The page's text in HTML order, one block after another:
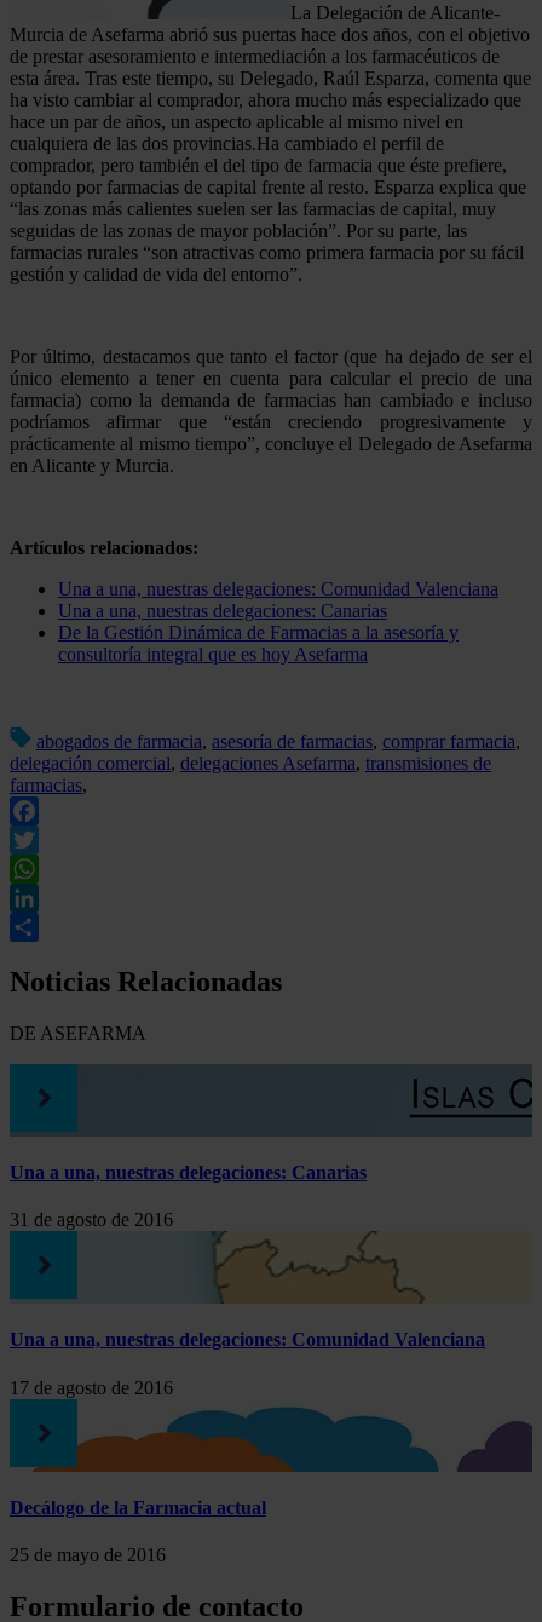
La Delegación de Alicante-
Murcia de Asefarma abrió sus puertas hace dos años, con el objetivo
de prestar asesoramiento e intermediación a los farmacéuticos de
esta área. Tras este tiempo, su Delegado, Raúl Esparza, comenta que
ha visto cambiar al comprador, ahora mucho más especializado que
hace un par de años, un aspecto aplicable al mismo nivel en
cualquiera de las dos provincias.Ha cambiado el perfil de
comprador, pero también el del tipo de farmacia que éste prefiere,
optando por farmacias de capital frente al resto. Esparza explica que
“las zonas más calientes suelen ser las farmacias de capital, muy
seguidas de las zonas de mayor población”. Por su parte, las
farmacias rurales “son atractivas como primera farmacia por su fácil
gestión y calidad de vida del entorno”.
Por último, destacamos que tanto el factor (que ha dejado de ser el
único elemento a tener en cuenta para calcular el precio de una
farmacia) como la demanda de farmacias han cambiado e incluso
podríamos afirmar que “están creciendo progresivamente y
prácticamente al mismo tiempo”, concluye el Delegado de Asefarma
en Alicante y Murcia.
Artículos relacionados:
Una a una, nuestras delegaciones: Comunidad Valenciana
Una a una, nuestras delegaciones: Canarias
De la Gestión Dinámica de Farmacias a la asesoría y
consultoría integral que es hoy Asefarma
abogados de farmacia, asesoría de farmacias, comprar farmacia,
delegación comercial, delegaciones Asefarma, transmisiones de
farmacias,
Facebook
Twitter
WhatsApp
LinkedIn
Noticias Relacionadas
DE ASEFARMA
Una a una, nuestras delegaciones: Canarias
31 de agosto de 2016
Una a una, nuestras delegaciones: Comunidad Valenciana
17 de agosto de 2016
Decálogo de la Farmacia actual
25 de mayo de 2016
Formulario de contacto